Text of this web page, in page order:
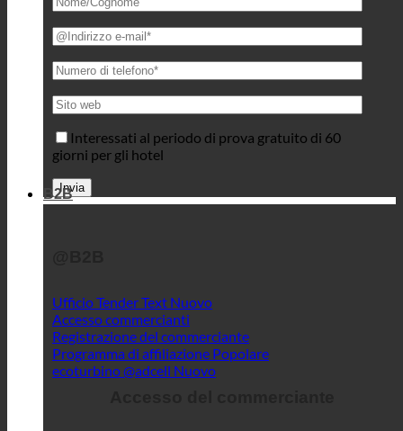
Interessati al periodo di prova gratuito di 60
giorni per gli hotel
B2B
Ufficio Tender Text
Accesso commercianti
Registrazione del commerciante
Programma di affiliazione
ecoturbino @adcell